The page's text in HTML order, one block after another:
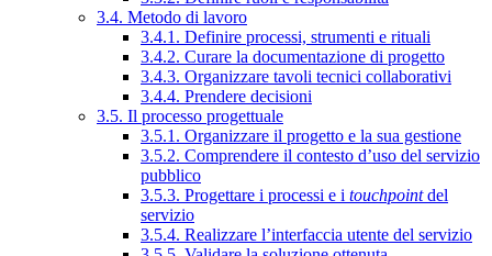
3.4. Metodo di lavoro
3.4.1. Definire processi, strumenti e rituali
3.4.2. Curare la documentazione di progetto
3.4.3. Organizzare tavoli tecnici collaborativi
3.4.4. Prendere decisioni
3.5. Il processo progettuale
3.5.1. Organizzare il progetto e la sua gestione
3.5.2. Comprendere il contesto d’uso del servizio
pubblico
3.5.3. Progettare i processi e i touchpointdel
servizio
3.5.4. Realizzare l’interfaccia utente del servizio